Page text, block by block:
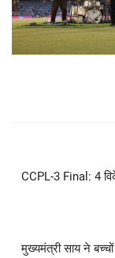
CCPL-3 Final: 4
मुख्यमंत्री साय ने